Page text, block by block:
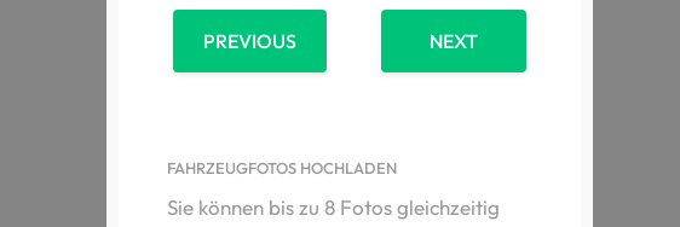
PREVIOUS NEXT
FAHRZEUGFOTOS HOCHLADEN
Sie können bis zu 8 Fotos gleichzeitig